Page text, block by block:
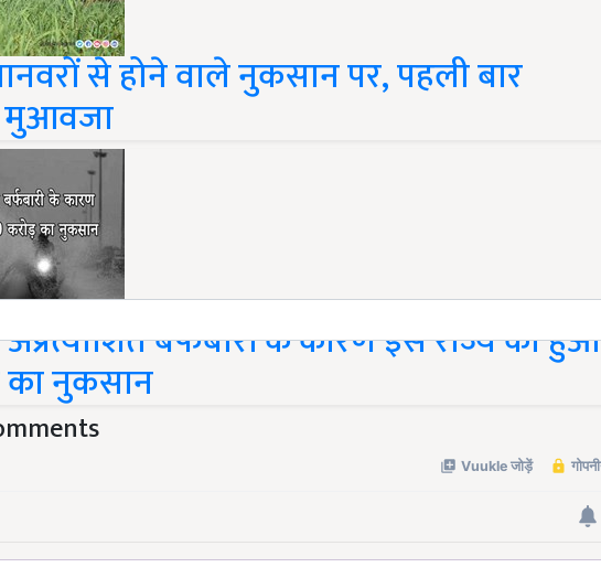
से होने वाले नुकसान पर, पहली बार
मुआवजा
बर्फबारी के कारण इस राज्य को हुआ
का नुकसान